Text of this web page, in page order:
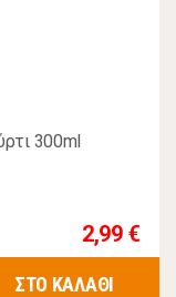
300ml
2,99 €
ΣΤΟ ΚΑΛΑΘΙ